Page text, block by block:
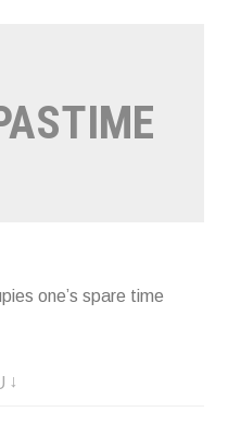
one’s spare time